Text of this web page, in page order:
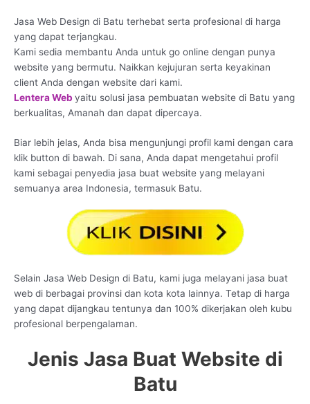
Jasa Web Design di Batu terhebat serta profesional di harga
yang dapat terjangkau.
Kami sedia membantu Anda untuk go online dengan punya
website yang bermutu. Naikkan kejujuran serta keyakinan
client Anda dengan website dari kami.
Lentera Web yaitu solusi jasa pembuatan website di Batu yang
berkualitas, Amanah dan dapat dipercaya.
Biar lebih jelas, Anda bisa mengunjungi profil kami dengan cara
klik button di bawah. Di sana, Anda dapat mengetahui profil
kami sebagai penyedia jasa buat website yang melayani
semuanya area Indonesia, termasuk Batu.
Selain Jasa Web Design di Batu, kami juga melayani jasa buat
web di berbagai provinsi dan kota kota lainnya. Tetap di harga
yang dapat dijangkau tentunya dan 100% dikerjakan oleh kubu
profesional berpengalaman.
Jenis Jasa Buat Website di
Batu